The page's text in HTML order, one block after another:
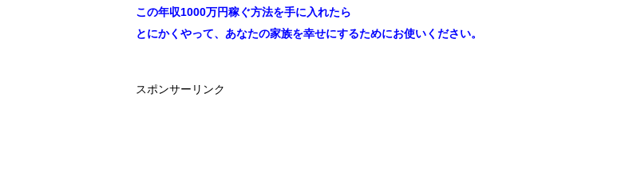
この年収1000万円稼ぐ方法を手に入れたら
とにかくやって、あなたの家族を幸せにするためにお使いください。
スポンサーリンク